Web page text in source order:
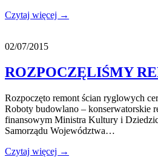
Czytaj więcej →
02/07/2015
ROZPOCZĘLIŚMY
Rozpoczęto remont ścian ryglowych
Roboty budowlano – konserwatorskie
finansowym Ministra Kultury i
Samorządu Województwa…
Czytaj więcej →